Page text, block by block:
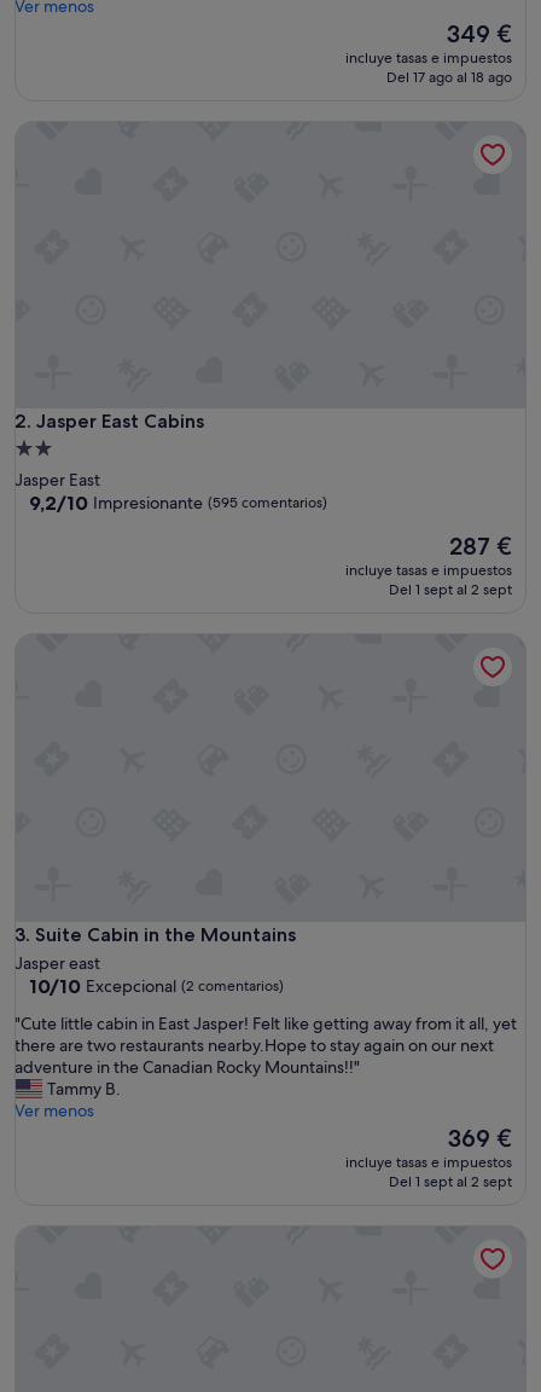
(1.642 comentarios)
Ver menos
El
actual
349 €
incluye tasas e impuestos
Del 17 ago al 18 ago
2. Jasper East Cabins
Jasper East Cabins
Alojamiento
de
2.0 estrellas
Jasper East
9.2
9,2/10 Impresionante (595 comentarios)
El
precio
actual
287 €
incluye tasas e impuestos
Del 1 sept al 2 sept
3. Suite Cabin in the Mountains
Suite Cabin in the Mountains
Jasper east
10.0
10,
Excepcional,
(2 comentarios)
10/10 Excepcional (2 comentarios)
"
C
u
t
e
"Cute little cabin in East Jasper! Felt like getting away from it all, yet
there are two restaurants nearby.Hope to stay again on our next
adventure in the Canadian Rocky Mountains!!"
Tammy B.
Ver menos
El
precio
actual
369 €
incluye tasas e impuestos
Del 1 sept al 2 sept